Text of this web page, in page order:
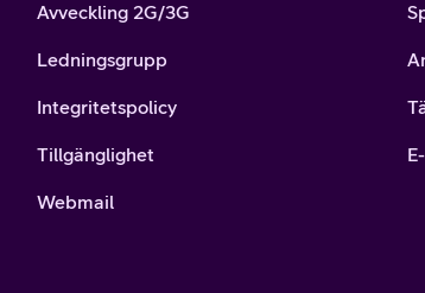
Avveckling 2G/3G
Ledningsgrupp
Integritetspolicy
Tillgänglighet
Webmail